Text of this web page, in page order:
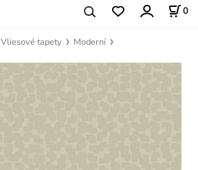
0
Vliesové tapety Moderní